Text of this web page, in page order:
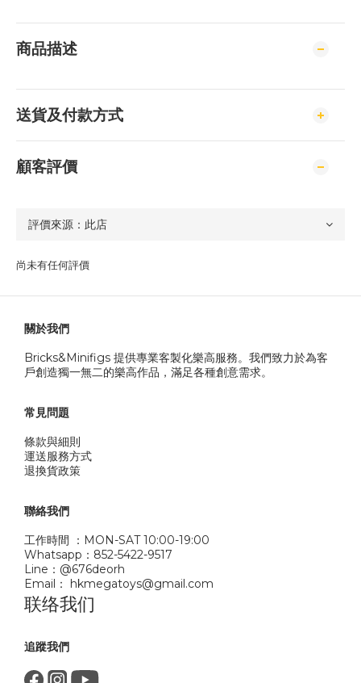
商品描述
送貨及付款方式
顧客評價
尚未有任何評價
關於我們
Bricks&Minifigs 提供專業客製化樂高服務。我們致力於為客
戶創造獨一無二的樂高作品，滿足各種創意需求。
常見問題
條款與細則
運送服務方式
退換貨政策
聯絡我們
工作時間 ：MON-SAT 10:00-19:00
Whatsapp：852-5422-9517
Line：@676deorh
Email： hkmegatoys@gmail.com
联络我们
追蹤我們